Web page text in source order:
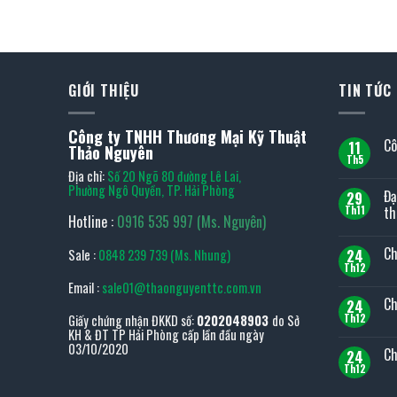
GIỚI THIỆU
Công ty TNHH Thương Mại Kỹ Thuật
Thảo Nguyên
Địa chỉ:Số 20 Ngõ 80 đường Lê Lai,
Phường Ngô Quyền, TP. Hải Phòng
Hotline : 0916 535 997 (Ms. Nguyên)
Sale :0848 239 739 (Ms. Nhung)
Email :sale01@thaonguyenttc.com.vn
Giấy chứng nhận ĐKKD số:0202048903 do Sở
KH & ĐT TP Hải Phòng cấp lần đầu ngày
03/10/2020
TIN TỨC
11
Th5
luận
ở
29
Th11
lý
–
Top
24
Th12
luận
bảo
mật
24
Th12
luận
24
Th12